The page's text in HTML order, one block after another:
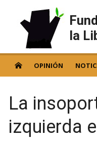
la
OPINIÓN
La
izquierda